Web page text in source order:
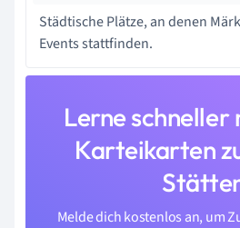
Städtische Plätze, an denen
Events stattfinden.
Lerne schneller
Karteikarten
Melde dich kostenlos an, um